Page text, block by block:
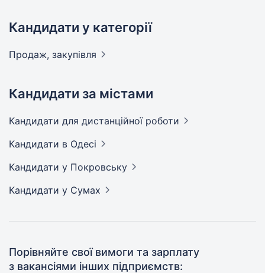
Кандидати у категорії
Продаж, закупівля
Кандидати за містами
Кандидати для дистанційної роботи
Кандидати в Одесі
Кандидати у Покровську
Кандидати у Сумах
Порівняйте свої вимоги та зарплату
з вакансіями інших підприємств: